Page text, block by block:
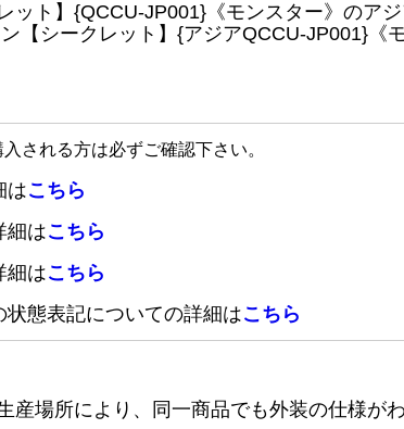
ット】{QCCU-JP001}《モンスター》のア
シークレット】{アジアQCCU-JP001}《モ
される方は必ずご確認下さい。
はこちら
細はこちら
細はこちら
態表記についての詳細はこちら
産場所により、同一商品でも外装の仕様が